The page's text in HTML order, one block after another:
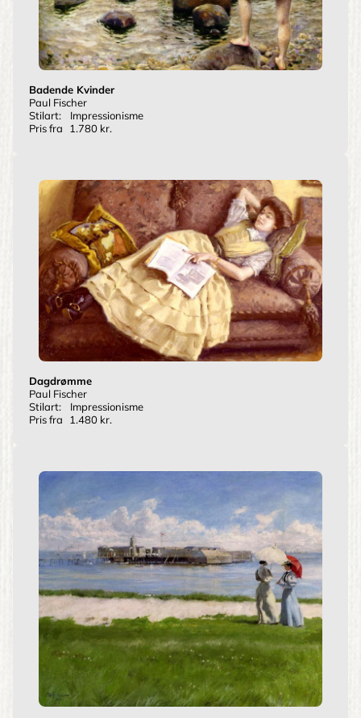
Badende Kvinder
Paul Fischer
Stilart:
Impressionisme
Pris fra
1.780 kr.
Dagdrømme
Paul Fischer
Stilart:
Impressionisme
Pris fra
1.480 kr.